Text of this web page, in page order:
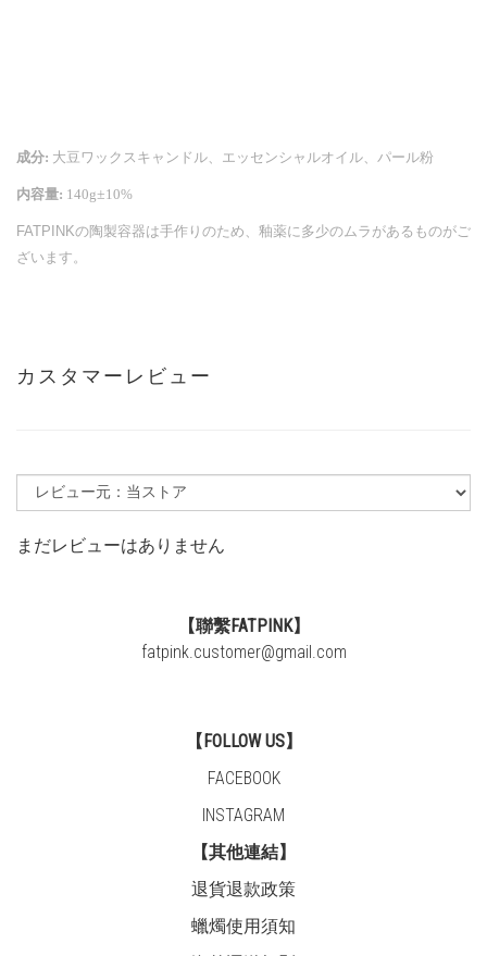
成分: 大豆 ワックスキャンドル、 エッセンシャルオイル、 パール粉
内容量: 140g±10%
FATPINKの陶製容器は手作 りのため 、釉薬に多少のムラがあるものがご
ざいます。
カスタマーレビュー
まだレビューはありません
【聯繫FATPINK】
fatpink.customer@gmail.com
【FOLLOW US】
FACEBOOK
INSTAGRAM
【其他連結】
退貨退款政策
蠟燭使用須知